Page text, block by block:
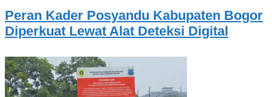
Peran Kader Posyandu Kabupaten Bogor
Diperkuat Lewat Alat Deteksi Digital